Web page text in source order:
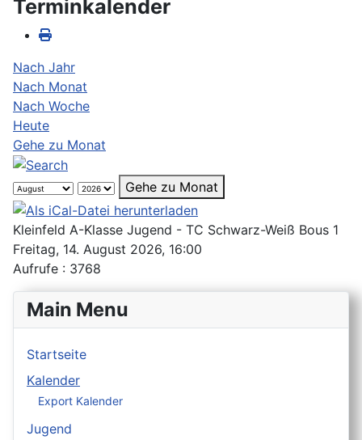
Terminkalender
Nach Jahr
Nach Monat
Nach Woche
Heute
Gehe zu Monat
Gehe zu Monat
Kleinfeld A-Klasse Jugend - TC Schwarz-Weiß Bous 1
Freitag, 14. August 2026, 16:00
Aufrufe : 3768
Main Menu
Startseite
Kalender
Export Kalender
Jugend